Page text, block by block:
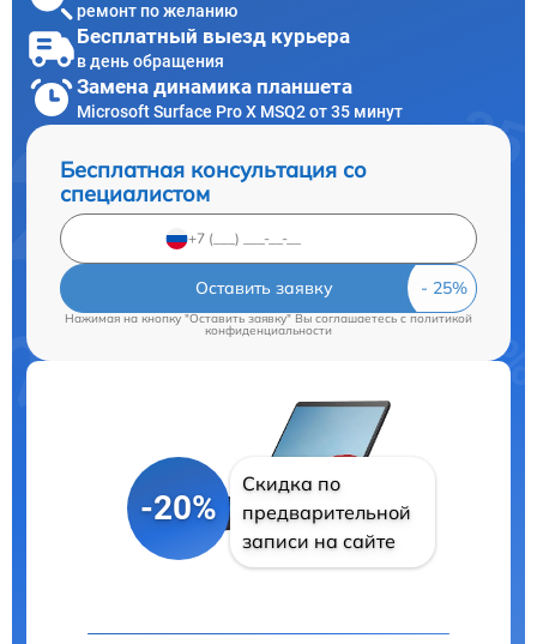
ремонт по желанию
Бесплатный выезд курьера
в день обращения
Замена динамика планшета
Microsoft Surface Pro X MSQ2 от 35 минут
Бесплатная консультация со
специалистом
Оставить заявку
Нажимая на кнопку "Оставить заявку" Вы соглашаетесь cполитикой
конфиденциальности
-20%
Скидка по
предварительной
записи на сайте